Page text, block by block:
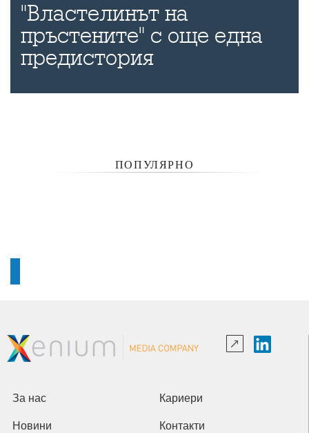
"Властелинът на
пръстените" с още една
предистория
ПОПУЛЯРНО
За нас Кариери
Новини Контакти